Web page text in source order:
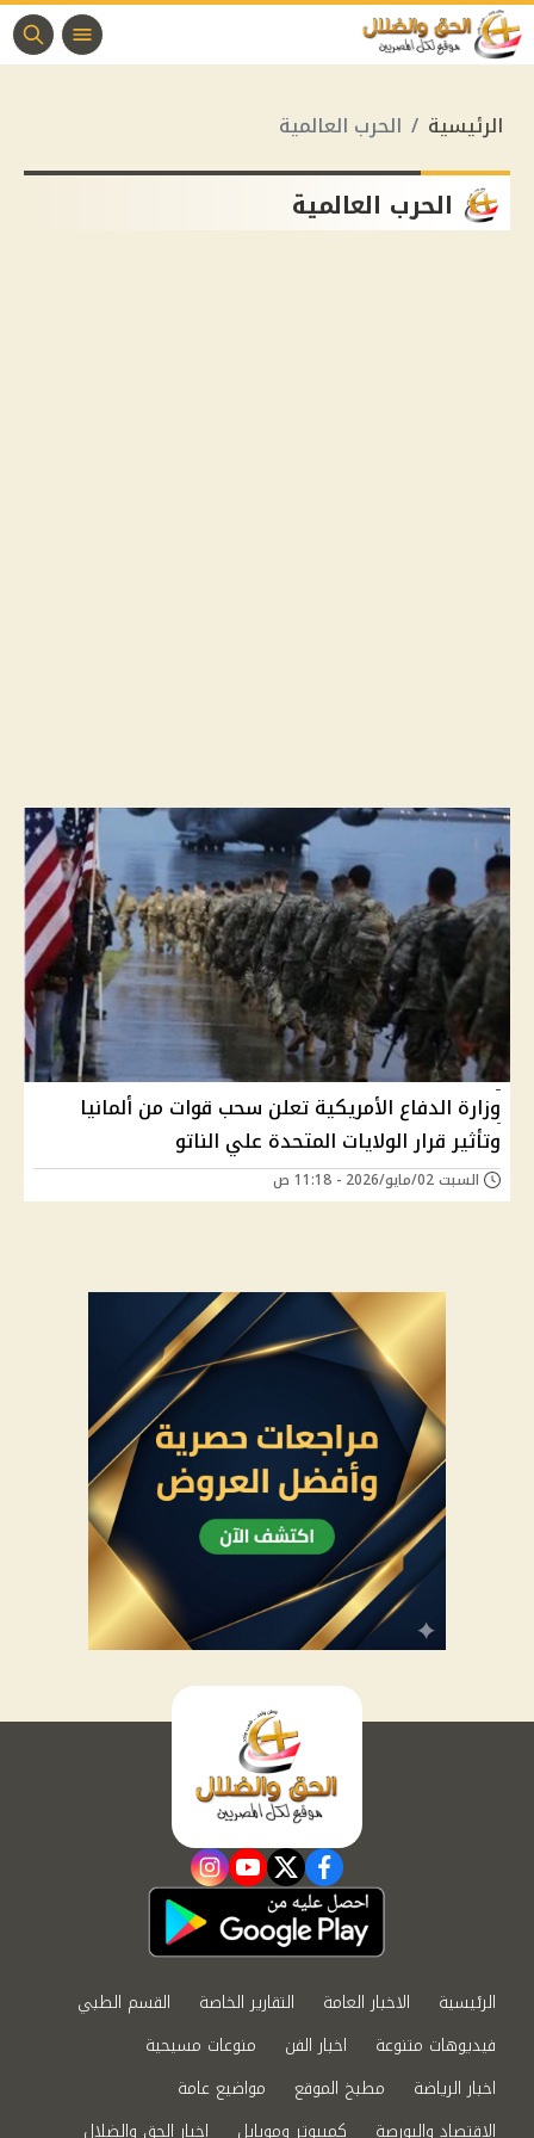
الرئيسية الحرب العالمية
الحرب العالمية
وزارة الدفاع الأمريكية تعلن سحب قوات من ألمانيا
وتأثير قرار الولايات المتحدة علي الناتو
السبت 02/مايو/2026 - 11:18 ص
facebook
twitter
youtube
instagram
الرئيسية الاخبار العامة التقارير الخاصة
القسم الطبي
فيديوهات متنوعة
اخبار الفن
منوعات مسيحية
اخبار الرياضة
مطبخ الموقع
مواضيع عامة
الاقتصاد والبورصة
كمبيوتر وموبايل اخبار الحق والضلال